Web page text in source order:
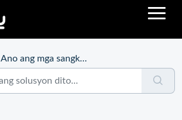
Ano ang mga sangkap sa Fuugu Dishwasher Cleaning Tablets?